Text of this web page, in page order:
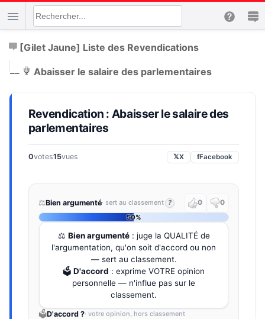
[Gilet Jaune] Liste des Revendications
__ Abaisser le salaire des parlementaires
Revendication : Abaisser le salaire des
parlementaires
0votes15vues 𝕏X fFacebook
⚖️Bien argumenté· sert au classement ? 0
0
50%
⚖️ Bien argumenté: juge la QUALITÉ de
l'argumentation, qu'on soit d'accord ou non
— sert au classement.
🗳️ D'accord : exprime VOTRE opinion
personnelle — n'influe pas sur le
classement.
🗳️D'accord ?· votre opinion, hors classement